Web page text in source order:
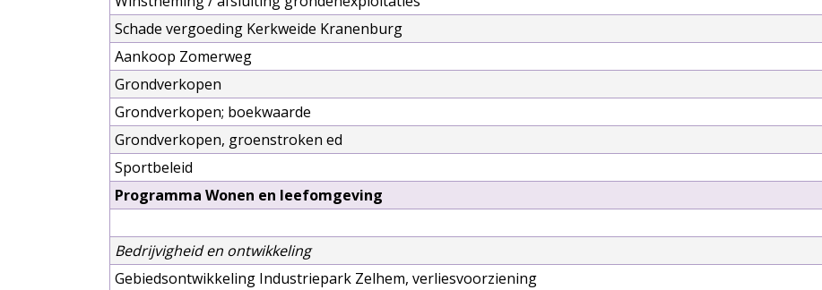
Schade vergoeding Kerkweide Kranenburg
Aankoop Zomerweg
Grondverkopen
Grondverkopen; boekwaarde
Grondverkopen, groenstroken ed
Sportbeleid
Programma Wonen en leefomgeving
Bedrijvigheid en ontwikkeling
Gebiedsontwikkeling Industriepark Zelhem, verliesvoorziening